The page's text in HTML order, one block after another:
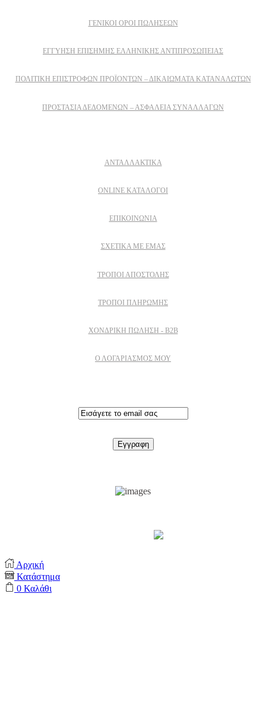
ΓΕΝΙΚΟΙ ΟΡΟΙ ΠΩΛΗΣΕΩΝ
ΕΓΓΎΗΣΗ ΕΠΊΣΗΜΗΣ ΕΛΛΗΝΙΚΉΣ ΑΝΤΙΠΡΟΣΩΠΕΊΑΣ
ΠΟΛΙΤΙΚΉ ΕΠΙΣΤΡΟΦΏΝ ΠΡΟΪΌΝΤΩΝ – ΔΙΚΑΙΏΜΑΤΑ ΚΑΤΑΝΑΛΩΤΏΝ
ΠΡΟΣΤΑΣΊΑ ΔΕΔΟΜΈΝΩΝ – ΑΣΦΆΛΕΙΑ ΣΥΝΑΛΛΑΓΏΝ
ΑΝΤΑΛΛΑΚΤΙΚΑ
ONLINE ΚΑΤΑΛΟΓΟΙ
ΕΠΙΚΟΙΝΩΝΙΑ
ΣΧΕΤΙΚΆ ΜΕ ΕΜΆΣ
ΤΡΌΠΟΙ ΑΠΟΣΤΟΛΉΣ
ΤΡΌΠΟΙ ΠΛΗΡΩΜΉΣ
ΧΟΝΔΡΙΚΉ ΠΏΛΗΣΗ - B2B
Ο ΛΟΓΑΡΙΑΣΜΟΣ ΜΟΥ
Αρχική
Κατάστημα
0 Καλάθι